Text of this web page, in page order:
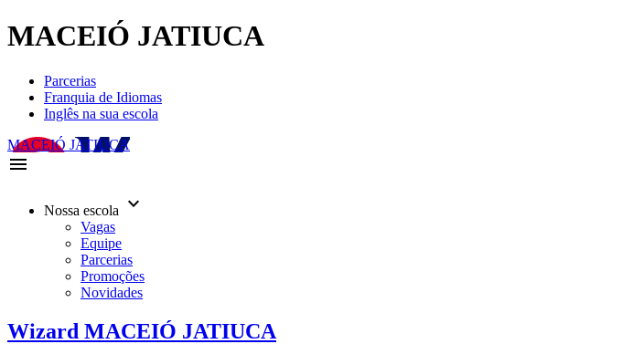
MACEIÓ JATIUCA
Parcerias
Franquia de Idiomas
Inglês na sua escola
MACEIÓ JATIUCA
menu
Nossa escola keyboard_arrow_down
Vagas
Equipe
Parcerias
Promoções
Novidades
Wizard MACEIÓ JATIUCA